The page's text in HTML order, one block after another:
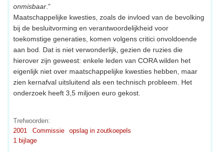
onmisbaar .”
Maatschappelijke kwesties, zoals de invloed van de bevolking
bij de besluitvorming en verantwoordelijkheid voor
toekomstige generaties, komen volgens critici onvoldoende
aan bod. Dat is niet verwonderlijk, gezien de ruzies die
hierover zijn geweest: enkele leden van CORA wilden het
eigenlijk niet over maatschappelijke kwesties hebben, maar
zien kernafval uitsluitend als een technisch probleem. Het
onderzoek heeft 3,5 miljoen euro gekost.
Trefwoorden:
2001
Commissie
opslag in zoutkoepels
1 bijlage